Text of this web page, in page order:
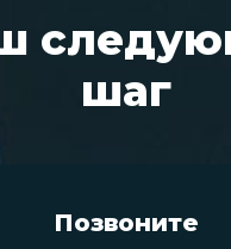
шаг
Позвоните